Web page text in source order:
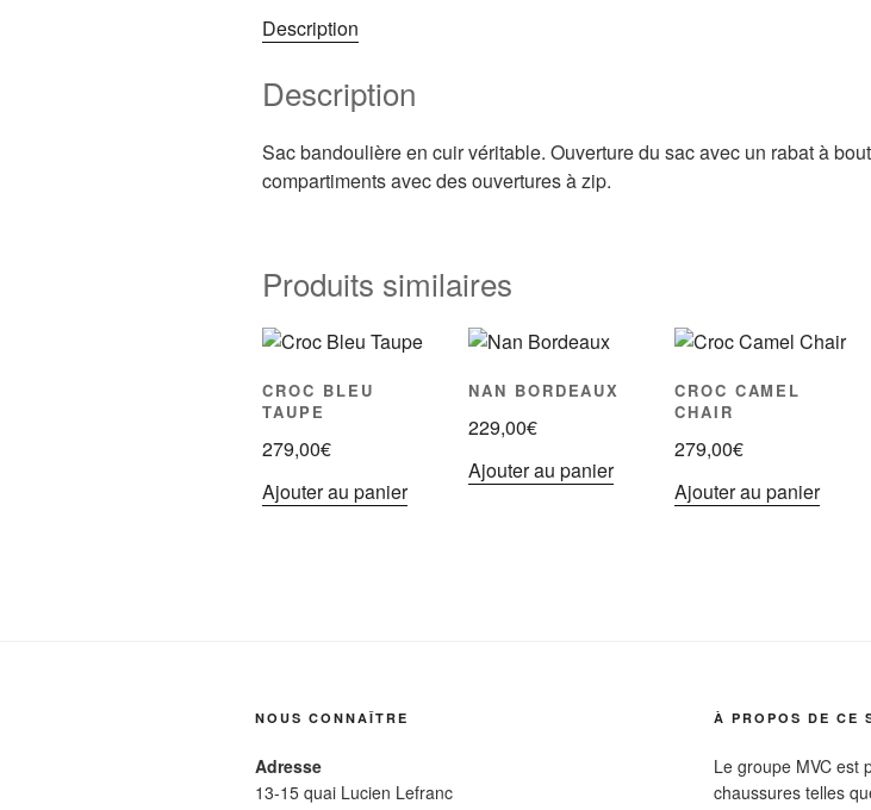
Description
Description
Sac bandoulière en cuir véritable. Ouverture du sac avec un rabat à
compartiments avec des ouvertures à zip.
Produits similaires
CROC BLEU
TAUPE
279,00€
Ajouter au panier
NAN BORDEAUX
229,00€
Ajouter au panier
CROC CAMEL
CHAIR
279,00€
Ajouter au panier
NOUS CONNAÎTRE
Adresse
13-15 quai Lucien Lefranc
À PROPOS DE CE
Le groupe MVC est
chaussures telles